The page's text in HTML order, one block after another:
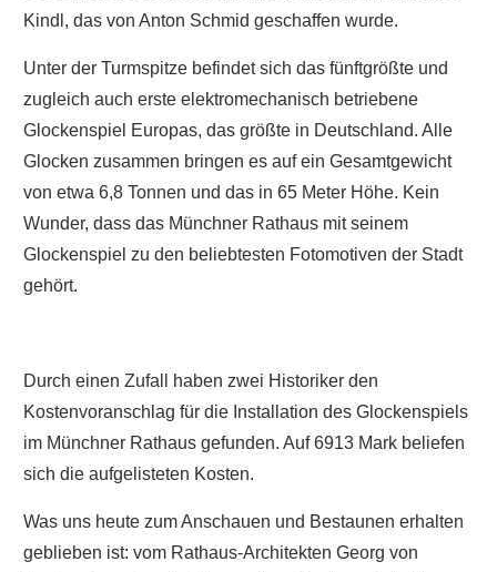
Kindl, das von Anton Schmid geschaffen wurde.
Unter der Turmspitze befindet sich das fünftgrößte und
zugleich auch erste elektromechanisch betriebene
Glockenspiel Europas, das größte in Deutschland. Alle
Glocken zusammen bringen es auf ein Gesamtgewicht
von etwa 6,8 Tonnen und das in 65 Meter Höhe. Kein
Wunder, dass das Münchner Rathaus mit seinem
Glockenspiel zu den beliebtesten Fotomotiven der Stadt
gehört.
Durch einen Zufall haben zwei Historiker den
Kostenvoranschlag für die Installation des Glockenspiels
im Münchner Rathaus gefunden. Auf 6913 Mark beliefen
sich die aufgelisteten Kosten.
Was uns heute zum Anschauen und Bestaunen erhalten
geblieben ist: vom Rathaus-Architekten Georg von